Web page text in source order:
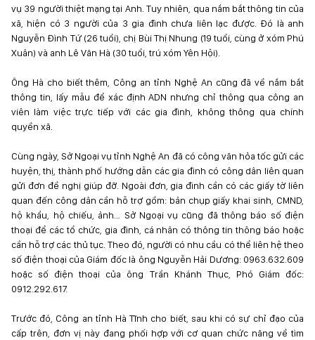
vụ 39 người thiệt mạng tại Anh. Tuy nhiên, qua nắm bắt thông tin của
xã, hiện có 3 người của 3 gia đình chưa liên lạc được. Đó là anh
Nguyễn Đình Tứ (26 tuổi), chị Bùi Thị Nhung (19 tuổi, cùng ở xóm Phú
Xuân) và anh Lê Văn Hà (30 tuổi, trú xóm Yên Hội).
Ông Hà cho biết thêm, Công an tỉnh Nghệ An cũng đã về nắm bắt
thông tin, lấy mẫu để xác định ADN nhưng chỉ thông qua công an
viên làm việc trực tiếp với các gia đình, không thông qua chính
quyền xã.
Cùng ngày, Sở Ngoại vụ tỉnh Nghệ An đã có công văn hỏa tốc gửi các
huyện, thị, thành phố hướng dẫn các gia đình có công dân liên quan
gửi đơn đề nghị giúp đỡ. Ngoài đơn, gia đình cần có các giấy tờ liên
quan đến công dân cần hỗ trợ gồm: bản chụp giấy khai sinh, CMND,
hộ khẩu, hộ chiếu, ảnh… Sở Ngoại vụ cũng đã thông báo số điện
thoại để các tổ chức, gia đình, cá nhân có thông tin thông báo hoặc
cần hỗ trợ các thủ tục. Theo đó, người có nhu cầu có thể liên hệ theo
số điện thoại của Giám đốc là ông Nguyễn Hải Dương: 0963.632.609
hoặc số điện thoại của ông Trần Khánh Thục, Phó Giám đốc:
0912.292.617.
Trước đó, Công an tỉnh Hà Tĩnh cho biết, sau khi có sự chỉ đạo của
cấp trên, đơn vị này đang phối hợp với cơ quan chức năng về tìm